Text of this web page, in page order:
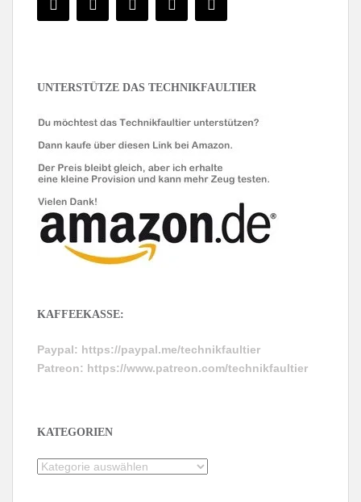
UNTERSTÜTZE DAS TECHNIKFAULTIER
KAFFEEKASSE:
Paypal: https://paypal.me/technikfaultier
Patreon: https://www.patreon.com/technikfaultier
KATEGORIEN
Kategorien